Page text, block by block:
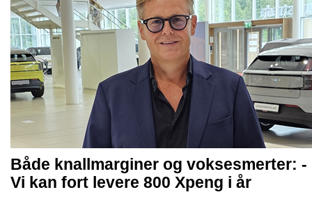
Både knallmarginer og voksesmerter: -
Vi kan fort levere 800 Xpeng i år